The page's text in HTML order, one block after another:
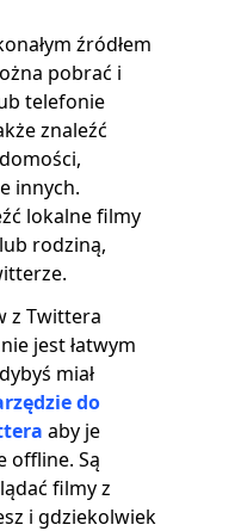
źródłem
pobrać i
telefonie
znaleźć
innych.
lokalne filmy
rodziną,
z Twittera
jest łatwym
miał
do
aby je
offline. Są
filmy z
i gdziekolwiek